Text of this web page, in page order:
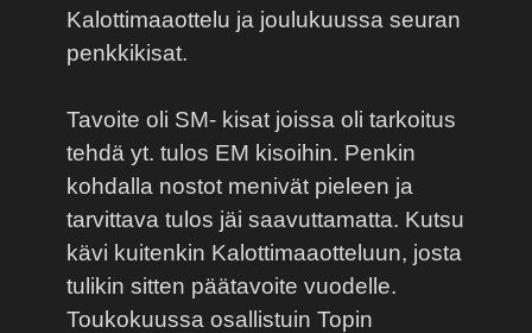
Kalottimaaottelu ja joulukuussa seuran
penkkikisat.
Tavoite oli SM- kisat joissa oli tarkoitus
tehdä yt. tulos EM kisoihin. Penkin
kohdalla nostot menivät pieleen ja
tarvittava tulos jäi saavuttamatta. Kutsu
kävi kuitenkin Kalottimaaotteluun, josta
tulikin sitten päätavoite vuodelle.
Toukokuussa osallistuin Topin